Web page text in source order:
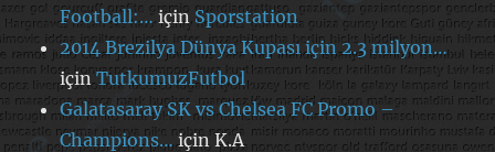
Football:… için Sporstation
2014 Brezilya Dünya Kupası için 2.3 milyon…
içinTutkumuzFutbol
Galatasaray SK vs Chelsea FC Promo –
Champions…içinK.A